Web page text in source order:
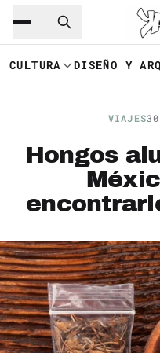
Saltar al contenido
CULTURA DISEÑO Y
VIAJES
Hongos